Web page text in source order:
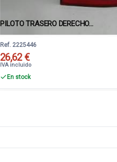
PILOTO TRASERO DERECHO...
Ref. 2225446
26,62 €
IVA incluido
En stock